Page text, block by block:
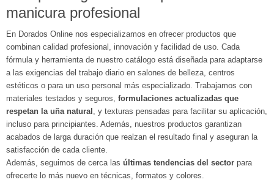
manicura profesional
En Dorados Online nos especializamos en ofrecer productos que
combinan calidad profesional, innovación y facilidad de uso. Cada
fórmula y herramienta de nuestro catálogo está diseñada para adaptarse
a las exigencias del trabajo diario en salones de belleza, centros
estéticos o para un uso personal más especializado. Trabajamos con
materiales testados y seguros, formulaciones actualizadas que
respetan la uña natural
, y texturas pensadas para facilitar su aplicación,
incluso para principiantes. Además, nuestros productos garantizan
acabados de larga duración que realzan el resultado final y aseguran la
satisfacción de cada cliente.
Además, seguimos de cerca las últimas tendencias del sector para
ofrecerte lo más nuevo en técnicas, formatos y colores.